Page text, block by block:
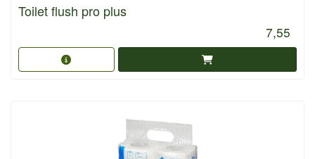
Toilet flush pro plus
7,55